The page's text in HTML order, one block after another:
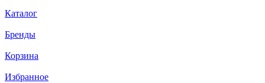
Каталог
Бренды
Корзина
Избранное